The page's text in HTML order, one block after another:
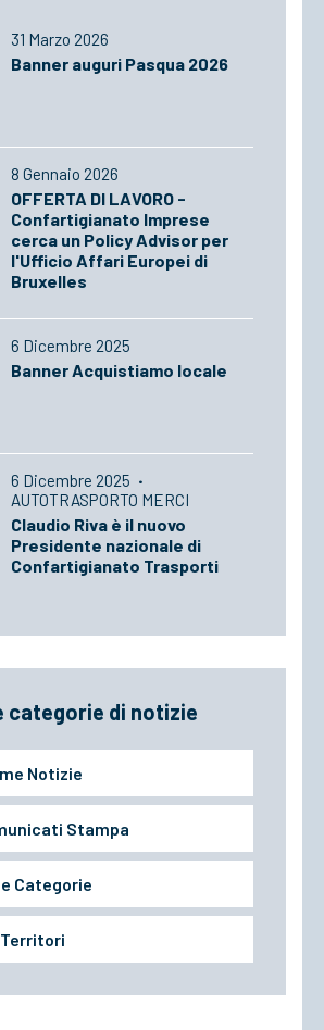
31 Marzo 2026
Banner auguri Pasqua 2026
8 Gennaio 2026
OFFERTA DI LAVORO -
Confartigianato Imprese
cerca un Policy Advisor per
l'Ufficio Affari Europei di
Bruxelles
6 Dicembre 2025
Banner Acquistiamo locale
6 Dicembre 2025 ·
AUTOTRASPORTO MERCI
Claudio Riva è il nuovo
Presidente nazionale di
Confartigianato Trasporti
categorie di notizie
Notizie
Stampa
Categorie
Territori